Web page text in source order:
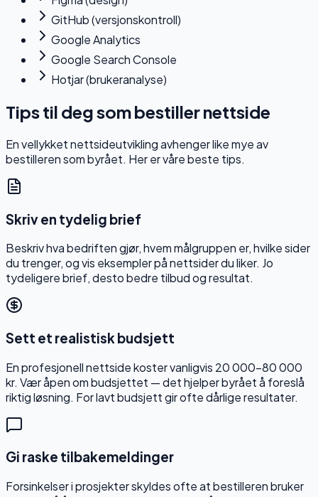
GitHub (versjonskontroll)
Google Analytics
Google Search Console
Hotjar (brukeranalyse)
Tips til deg som bestiller nettside
En vellykket nettsideutvikling avhenger like mye av
bestilleren som byrået. Her er våre beste tips.
Skriv en tydelig brief
Beskriv hva bedriften gjør, hvem målgruppen er, hvilke sider
du trenger, og vis eksempler på nettsider du liker. Jo
tydeligere brief, desto bedre tilbud og resultat.
Sett et realistisk budsjett
En profesjonell nettside koster vanligvis 20 000–80 000
kr. Vær åpen om budsjettet — det hjelper byrået å foreslå
riktig løsning. For lavt budsjett gir ofte dårlige resultater.
Gi raske tilbakemeldinger
Forsinkelser i prosjekter skyldes ofte at bestilleren bruker